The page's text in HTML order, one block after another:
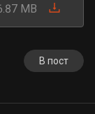
MB
В пост